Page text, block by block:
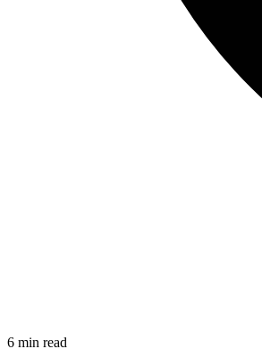
6 min read